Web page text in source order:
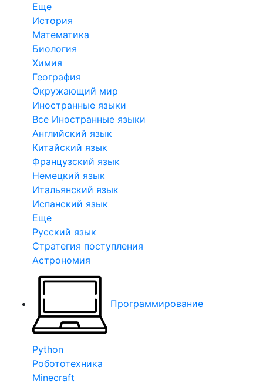
Еще
История
Математика
Биология
Химия
География
Окружающий мир
Иностранные языки
Все Иностранные языки
Английский язык
Китайский язык
Французский язык
Немецкий язык
Итальянский язык
Испанский язык
Еще
Русский язык
Стратегия поступления
Астрономия
Программирование
Python
Робототехника
Minecraft